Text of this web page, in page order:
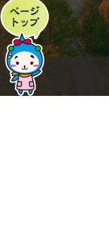
ペ
ー
ジ